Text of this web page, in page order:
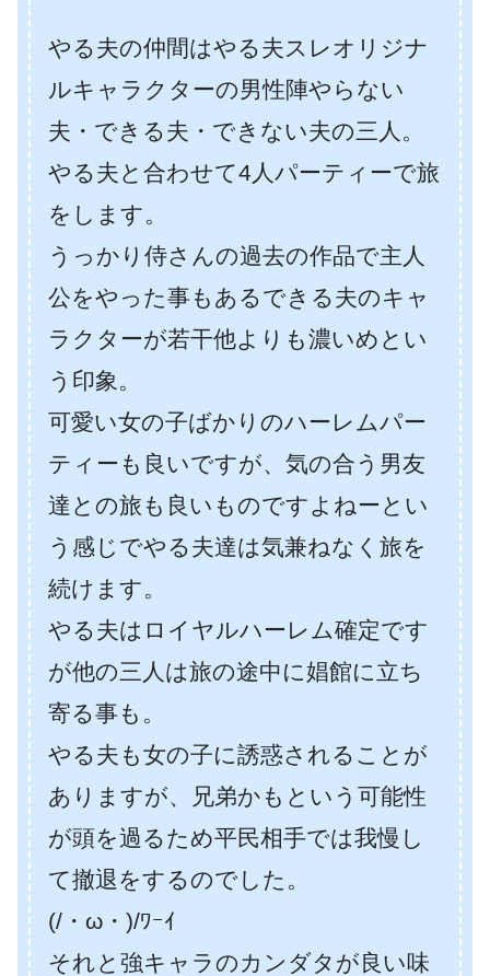
やる夫の仲間はやる夫スレオリジナ
ルキャラクターの男性陣やらない
夫・できる夫・できない夫の三人。
やる夫と合わせて4人パーティーで旅
をします。
うっかり侍さんの過去の作品で主人
公をやった事もあるできる夫のキャ
ラクターが若干他よりも濃いめとい
う印象。
可愛い女の子ばかりのハーレムパー
ティーも良いですが、気の合う男友
達との旅も良いものですよねーとい
う感じでやる夫達は気兼ねなく旅を
続けます。
やる夫はロイヤルハーレム確定です
が他の三人は旅の途中に娼館に立ち
寄る事も。
やる夫も女の子に誘惑されることが
ありますが、兄弟かもという可能性
が頭を過るため平民相手では我慢し
て撤退をするのでした。
(/・ω・)/ﾜｰｲ
それと強キャラのカンダタが良い味